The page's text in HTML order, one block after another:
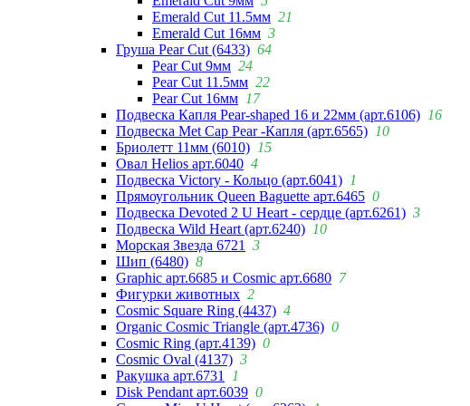
Emerald Cut 11.5мм 21
Emerald Cut 16мм 3
Груша Pear Cut (6433) 64
Pear Cut 9мм 24
Pear Cut 11.5мм 22
Pear Cut 16мм 17
Подвеска Капля Pear-shaped 16 и 22мм (арт.6106) 16
Подвеска Met Cap Pear -Капля (арт.6565) 10
Бриолетт 11мм (6010) 15
Овал Helios арт.6040 4
Подвеска Victory - Кольцо (арт.6041) 1
Прямоугольник Queen Baguette арт.6465 0
Подвеска Devoted 2 U Heart - сердце (арт.6261) 3
Подвеска Wild Heart (арт.6240) 10
Морская Звезда 6721
3
Шип (6480) 8
Graphic арт.6685 и Cosmic арт.6680 7
Фигурки животных 2
Cosmic Square Ring (4437) 4
Organic Cosmic Triangle (арт.4736) 0
Cosmic Ring (арт.4139) 0
Cosmic Oval (4137) 3
Ракушка арт.6731
1
Disk Pendant арт.6039 0